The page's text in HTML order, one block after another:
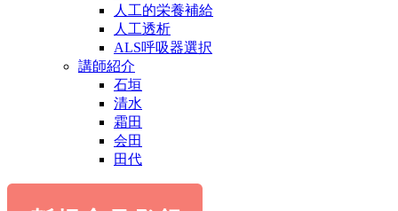
人工的栄養補給
人工透析
ALS呼吸器選択
講師紹介
石垣
清水
霜田
会田
田代